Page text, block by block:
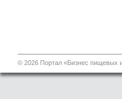
© 2026 Портал «Бизнес пищевых